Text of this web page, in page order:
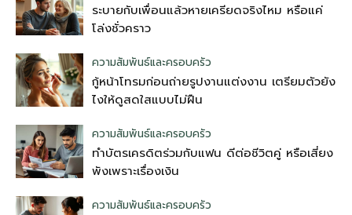
ระบายกับเพื่อนแล้วหายเครียดจริงไหม หรือแค่
โล่งชั่วคราว
ความสัมพันธ์และครอบครัว
กู้หน้าโทรมก่อนถ่ายรูปงานแต่งงาน เตรียมตัวยัง
ไงให้ดูสดใสแบบไม่ฝืน
ความสัมพันธ์และครอบครัว
ทำบัตรเครดิตร่วมกับแฟน ดีต่อชีวิตคู่ หรือเสี่ยง
พังเพราะเรื่องเงิน
ความสัมพันธ์และครอบครัว